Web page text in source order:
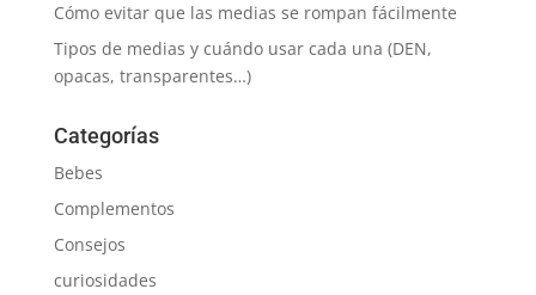
Cómo evitar que las medias se rompan fácilmente
Tipos de medias y cuándo usar cada una (DEN,
opacas, transparentes…)
Categorías
Bebes
Complementos
Consejos
curiosidades